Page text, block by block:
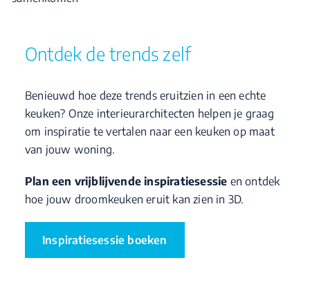
Ontdek de trends zelf
Benieuwd hoe deze trends eruitzien in een echte
keuken? Onze interieurarchitecten helpen je graag
om inspiratie te vertalen naar een keuken op maat
van jouw woning.
Plan een vrijblijvende inspiratiesessie en ontdek
hoe jouw droomkeuken eruit kan zien in 3D.
Inspiratiesessie boeken